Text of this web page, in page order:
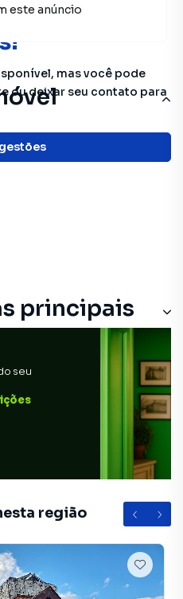
novas
mas você pode
ou deixar seu contato para
principais
seu
região
este anúncio